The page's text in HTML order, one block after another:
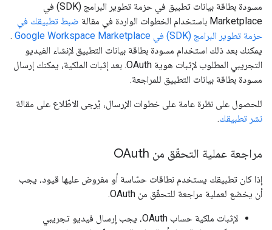
مسودة بطاقة بيانات تطبيق في حزمة تطوير البرامج (SDK) في
Marketplace باستخدام الخطوات الواردة في مقالة
ضبط تطبيقك في
حزمة تطوير البرامج (SDK) في Google Workspace Marketplace
.
يمكنك بعد ذلك استخدام مسودة بطاقة بيانات التطبيق لإنشاء الفيديو
التجريبي المطلوب لإثبات هوية OAuth. بعد إثبات الملكية، يمكنك إرسال
مسودة بطاقة بيانات التطبيق للمراجعة.
للحصول على نظرة عامة على خطوات الإرسال، يُرجى الاطّلاع على مقالة
نشر تطبيقك.
مراجعة عملية التحقّق من OAuth
إذا كان تطبيقك يستخدم نطاقات حسّاسة أو مفروض عليها قيود، يجب
أن يخضع لعملية مراجعة للتحقّق من OAuth.
لإثبات ملكية حساب OAuth، يجب إرسال فيديو تجريبي